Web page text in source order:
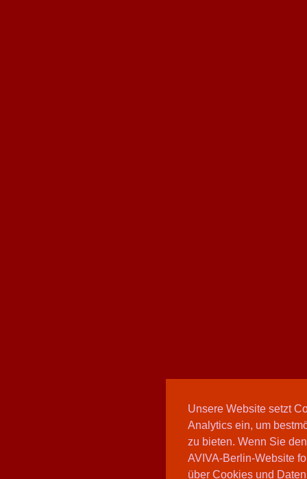
Unsere Website setzt
Analytics ein, um
zu bieten. Wenn Sie
AVIVA-Berlin-Website
über Cookies und